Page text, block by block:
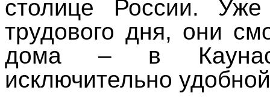
столице России.
трудового дня, они
дома – в
исключительно